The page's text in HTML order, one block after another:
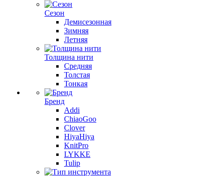
Сезон
Демисезонная
Зимняя
Летняя
Толщина нити
Средняя
Толстая
Тонкая
Бренд
Addi
ChiaoGoo
Clover
HiyaHiya
KnitPro
LYKKE
Tulip